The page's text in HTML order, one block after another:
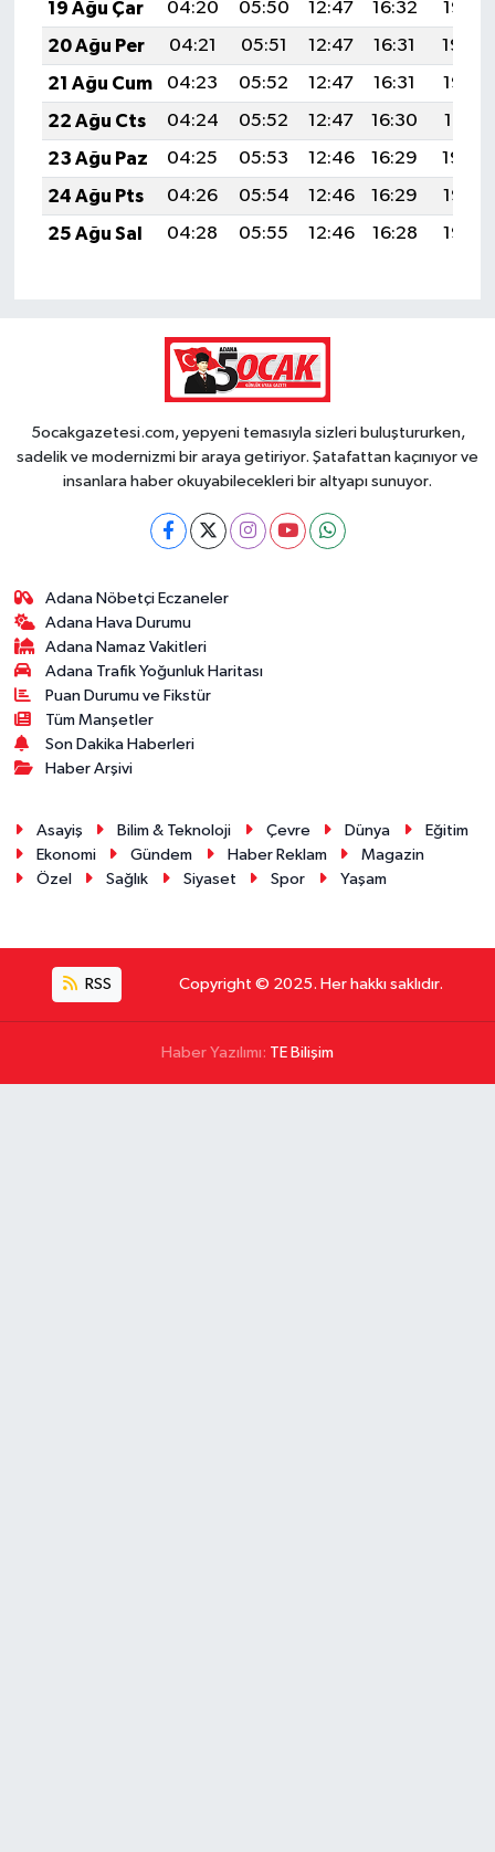
19 Ağu Çar 04:20 05:50 12:47 16:32
19:35
20 Ağu Per
04:21 05:51 12:47 16:31
19:34
21 Ağu Cum
04:23 05:52 12:47 16:31
19:32
22 Ağu Cts
04:24 05:52 12:47 16:30
19:31
23 Ağu Paz
04:25 05:53 12:46 16:29
19:30
24 Ağu Pts
04:26 05:54 12:46 16:29
19:28
25 Ağu Sal
04:28 05:55 12:46 16:28 19:27
5ocakgazetesi.com, yepyeni temasıyla sizleri buluştururken,
sadelik ve modernizmi bir araya getiriyor. Şatafattan kaçınıyor ve
insanlara haber okuyabilecekleri bir altyapı sunuyor.
Adana Nöbetçi Eczaneler
Adana Hava Durumu
Adana Namaz Vakitleri
Adana Trafik Yoğunluk Haritası
Puan Durumu ve Fikstür
Tüm Manşetler
Son Dakika Haberleri
Haber Arşivi
Asayiş Bilim & Teknoloji Çevre Dünya
Eğitim
Ekonomi
Gündem Haber Reklam
Magazin
Özel
Sağlık Siyaset Spor Yaşam
RSS Copyright © 2025. Her hakkı saklıdır.
Haber Yazılımı: TE Bilişim